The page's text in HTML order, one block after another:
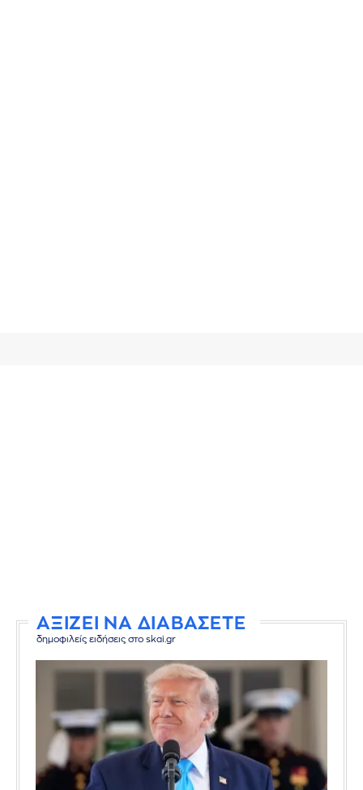
ΑΞΙΖΕΙ ΝΑ ΔΙΑΒΑΣΕΤΕ
δημοφιλείς ειδήσεις στο skai.gr